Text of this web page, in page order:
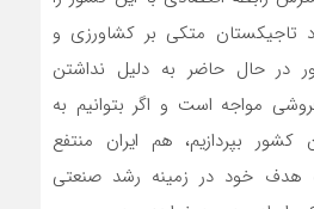
تاجیکستان متکی بر کشاورزی و
در حال حاضر به دلیل نداشتن
مواجه است و اگر بتوانیم به
کشور بپردازیم، هم ایران منتفع
هدف خود در زمینه رشد صنعتی